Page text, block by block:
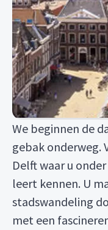
We beginnen de
gebak onderweg.
Delft waar u
leert kennen. U
stadswandeling
met een